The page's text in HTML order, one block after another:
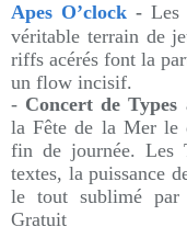
Apes O’clock- Les
véritable terrain de
riffs acérés font la
un flow incisif.
- Concert de Types
la Fête de la Mer le
fin de journée. Les
textes, la puissance
le tout sublimé par
Gratuit